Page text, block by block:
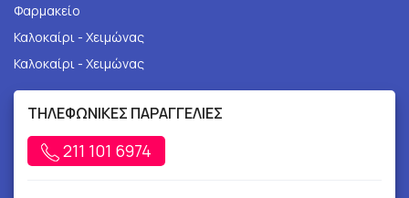
Φαρμακείο
Καλοκαίρι - Χειμώνας
Καλοκαίρι - Χειμώνας
ΤΗΛΕΦΩΝΙΚΕΣ ΠΑΡΑΓΓΕΛΙΕΣ
211 101 6974